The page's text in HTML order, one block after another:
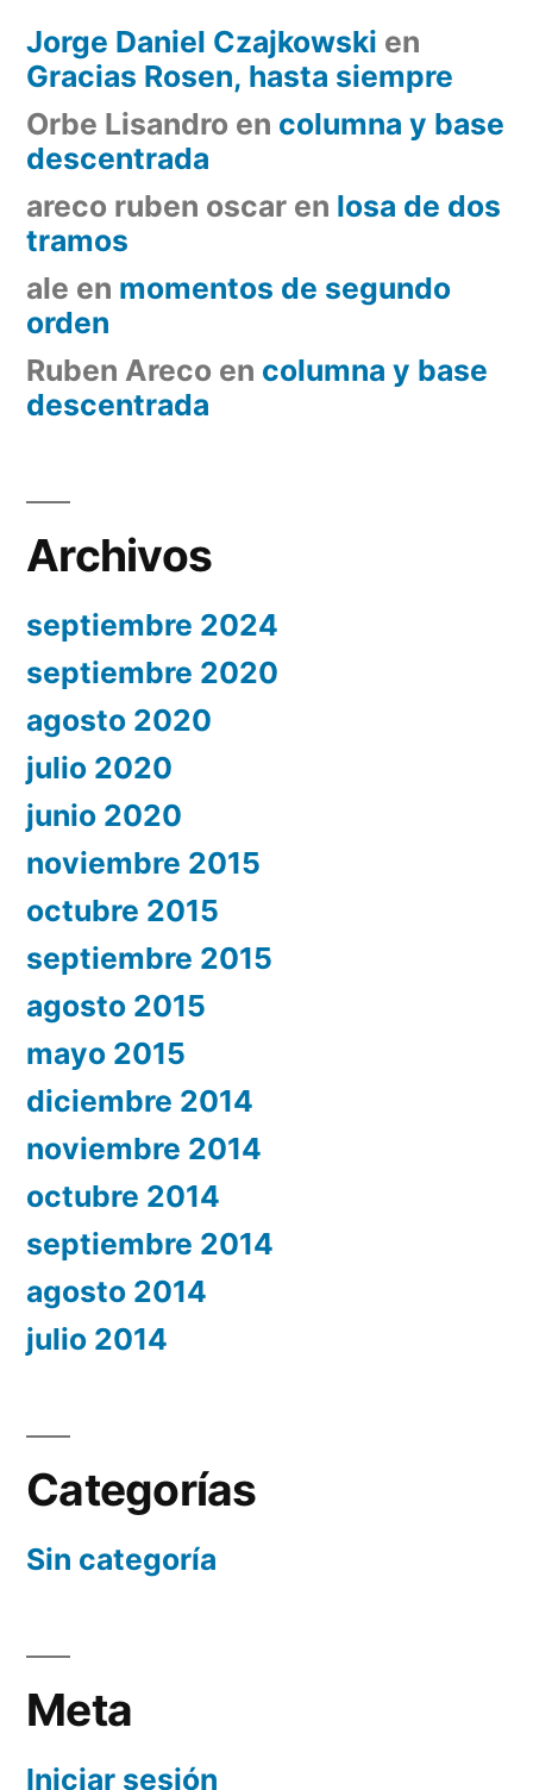
Jorge Daniel Czajkowski en
Gracias Rosen, hasta siempre
Orbe Lisandro en columna y base
descentrada
areco ruben oscar en losa de dos
tramos
ale en momentos de segundo
orden
Ruben Areco en columna y base
descentrada
Archivos
septiembre 2024
septiembre 2020
agosto 2020
julio 2020
junio 2020
noviembre 2015
octubre 2015
septiembre 2015
agosto 2015
mayo 2015
diciembre 2014
noviembre 2014
octubre 2014
septiembre 2014
agosto 2014
julio 2014
Categorías
Sin categoría
Meta
Iniciar sesión